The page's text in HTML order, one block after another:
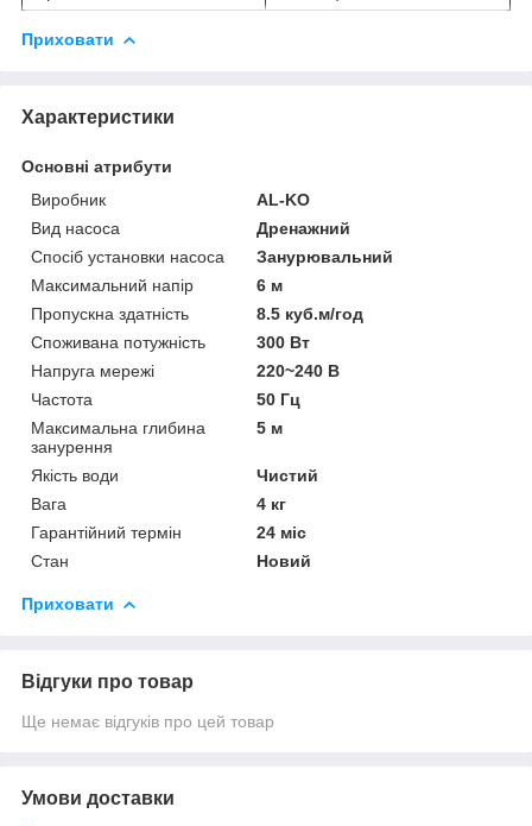
Приховати
Характеристики
Основні атрибути
Виробник
AL-KO
Вид насоса
Дренажний
Спосіб установки насоса
Занурювальний
Максимальний напір
6 м
Пропускна здатність
8.5 куб.м/год
Споживана потужність
300 Вт
Напруга мережі
220~240 В
Частота
50 Гц
Максимальна глибина
занурення
5 м
Якість води
Чистий
Вага
4 кг
Гарантійний термін
24 міс
Стан
Новий
Приховати
Відгуки про товар
Ще немає відгуків про цей товар
Умови доставки